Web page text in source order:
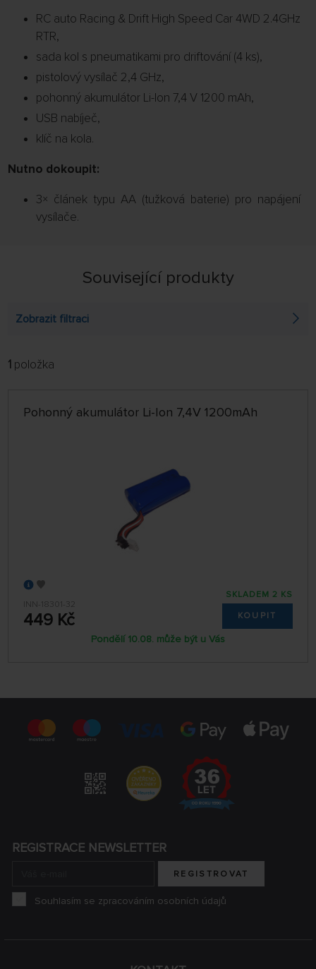
RC auto Racing & Drift High Speed Car 4WD 2.4GHz
RTR,
sada kol s pneumatikami pro driftování (4 ks),
pistolový vysílač 2,4 GHz,
pohonný akumulátor Li-Ion 7,4 V 1200 mAh,
USB nabíječ,
klíč na kola.
Nutno dokoupit:
3× článek typu AA (tužková baterie) pro napájení
vysílače.
Související produkty
Zobrazit filtraci
FILTROVAT:
64 NA STRÁNCE
1 položka
Pohonný akumulátor Li-Ion 7,4V 1200mAh
INN-18301-32
449 Kč
SKLADEM 2 KS
KOUPIT
Pondělí 10.08. může být u Vás
REGISTRACE NEWSLETTER
REGISTROVAT
Souhlasím se zpracováním osobních údajů